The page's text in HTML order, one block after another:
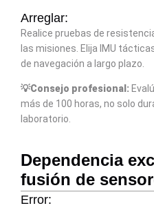
Arreglar:
Realice pruebas de
las misiones. Elija IMU
de navegación a largo plazo.
💡Consejo profesional:
más de 100 horas, no solo
laboratorio.
Dependencia
fusión de
Error: